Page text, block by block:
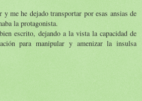
y me he dejado transportar por esas ansias de
la protagonista.
escrito, dejando a la vista la capacidad de
para manipular y amenizar la insulsa